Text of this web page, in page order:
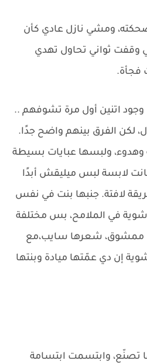
ومشي نازل عادي كأن
وقفت ثواني تحاول تهدي
فجأة.
وجود اتنين أول مرة تشوفهم ..
الفرق بينهم واضح جدًا.
وهدوء، ولبسها عبايات بسيطة
لابسة لبس ميليقش أبدًا
لافتة. جنبها بنت في نفس
في الملامح، بس مختلفة
ممشوق، شعرها سايب،مع
إن دي عمّتها ميادة وبنتها
تصنّع، وابتسمت ابتسامة